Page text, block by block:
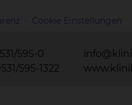
Cookie Einstellungen
595-0
595-1322